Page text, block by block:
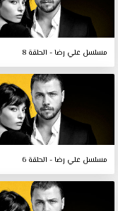
مسلسل علي رضا - الحلقة 8
مسلسل علي رضا - الحلقة 6